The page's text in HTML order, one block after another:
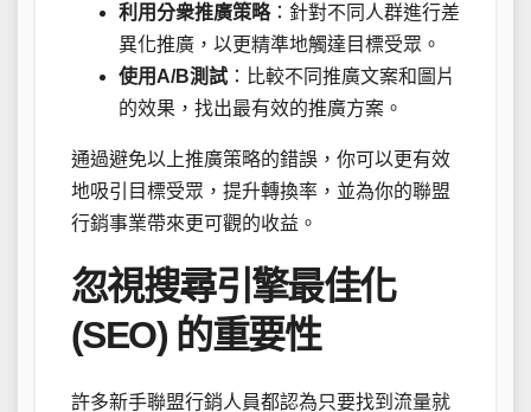
利用分衆推廣策略：針對不同人群進行差
異化推廣，以更精準地觸達目標受眾。
使用A/B測試 ：比較不同推廣文案和圖片
的效果，找出最有效的推廣方案。
通過避免以上推廣策略的錯誤，你可以更有效
地吸引目標受眾，提升轉換率，並為你的聯盟
行銷事業帶來更可觀的收益。
忽視搜尋引擎最佳化
(SEO) 的重要性
許多新手聯盟行銷人員都認為只要找到流量就